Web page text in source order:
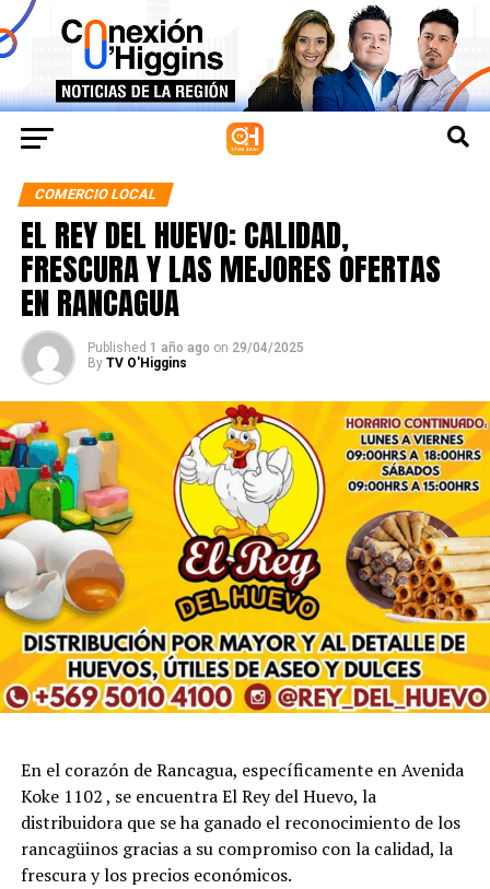
COMERCIO LOCAL
EL REY DEL HUEVO: CALIDAD,
FRESCURA Y LAS MEJORES OFERTAS
EN RANCAGUA
Published 1 año ago on 29/04/2025
By TV O'Higgins
En el corazón de Rancagua, específicamente en Avenida
Koke 1102 , se encuentra El Rey del Huevo, la
distribuidora que se ha ganado el reconocimiento de los
rancagüinos gracias a su compromiso con la calidad, la
frescura y los precios económicos.